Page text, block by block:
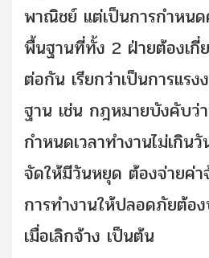
พาณิชย์ แต่เป็นการกำหน
พื้นฐานที่ทั้ง 2 ฝ่ายต้องเกี่
ต่อกัน เรียกว่าเป็นการแร
ฐาน เช่น กฎหมายบังคับว่
กำหนดเวลาทำงานไม่เกิน
จัดให้มีวันหยุด ต้องจ่ายค่
การทำงานให้ปลอดภัยต้อ
เมื่อเลิกจ้าง เป็นต้น